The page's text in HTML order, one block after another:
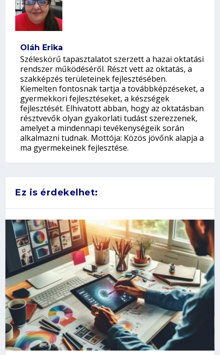
Oláh Erika
Széleskörű tapasztalatot szerzett a hazai oktatási
rendszer működéséről. Részt vett az oktatás, a
szakképzés területeinek fejlesztésében.
Kiemelten fontosnak tartja a továbbképzéseket, a
gyermekkori fejlesztéseket, a készségek
fejlesztését. Elhivatott abban, hogy az oktatásban
résztvevők olyan gyakorlati tudást szerezzenek,
amelyet a mindennapi tevékenységeik során
alkalmazni tudnak. Mottója: Közös jövőnk alapja a
ma gyermekeinek fejlesztése.
Ez is érdekelhet: